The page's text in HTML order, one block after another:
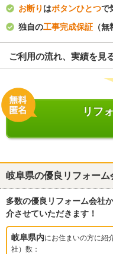
お断り はボタンひとつで
独自の工事完成保証 （無
ご利用の流れ、実績を見
リフ
岐阜県の優良リフォーム
多数の優良リフォーム会社
介させていただきます！
岐阜県内にお住まいの方に紹
社）数：